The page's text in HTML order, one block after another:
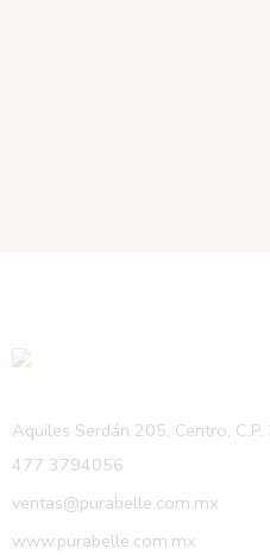
Aquiles Serdán 205, Centro,
477 3794056
ventas@purabelle.com.mx
www.purabelle.com.mx